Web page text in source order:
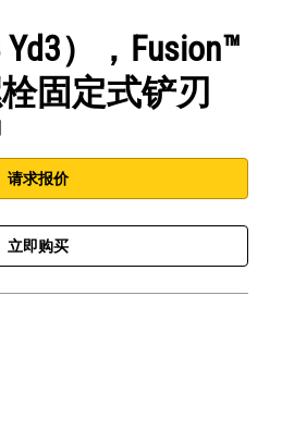
），Fusion™
固定式铲刃
请求报价
立即购买